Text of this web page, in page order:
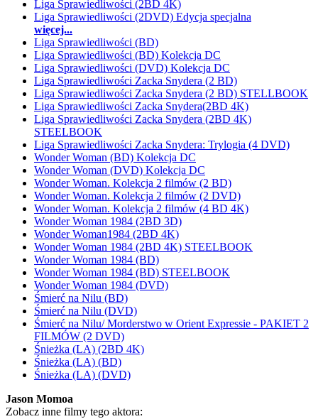
Liga Sprawiedliwości (2BD 4K)
Liga Sprawiedliwości (2DVD) Edycja specjalna
więcej...
Liga Sprawiedliwości (BD)
Liga Sprawiedliwości (BD) Kolekcja DC
Liga Sprawiedliwości (DVD) Kolekcja DC
Liga Sprawiedliwości Zacka Snydera (2 BD)
Liga Sprawiedliwości Zacka Snydera (2 BD) STELLBOOK
Liga Sprawiedliwości Zacka Snydera(2BD 4K)
Liga Sprawiedliwości Zacka Snydera (2BD 4K)
STEELBOOK
Liga Sprawiedliwości Zacka Snydera: Trylogia (4 DVD)
Wonder Woman (BD) Kolekcja DC
Wonder Woman (DVD) Kolekcja DC
Wonder Woman. Kolekcja 2 filmów (2 BD)
Wonder Woman. Kolekcja 2 filmów (2 DVD)
Wonder Woman. Kolekcja 2 filmów (4 BD 4K)
Wonder Woman 1984 (2BD 3D)
Wonder Woman1984 (2BD 4K)
Wonder Woman 1984 (2BD 4K) STEELBOOK
Wonder Woman 1984 (BD)
Wonder Woman 1984 (BD) STEELBOOK
Wonder Woman 1984 (DVD)
Śmierć na Nilu (BD)
Śmierć na Nilu (DVD)
Śmierć na Nilu/ Morderstwo w Orient Expressie - PAKIET 2
FILMÓW (2 DVD)
Śnieżka (LA) (2BD 4K)
Śnieżka (LA) (BD)
Śnieżka (LA) (DVD)
Jason Momoa
Zobacz inne filmy tego aktora: